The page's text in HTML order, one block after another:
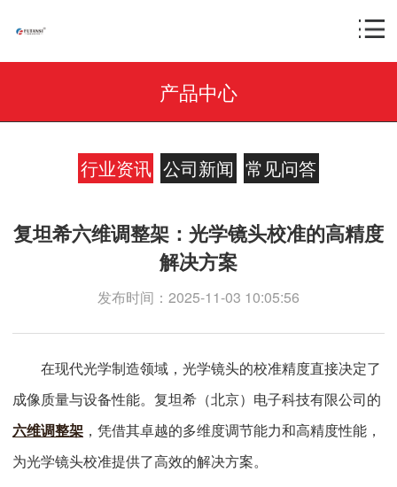
产品中心
行业资讯 公司新闻 常见问答
复坦希六维调整架：光学镜头校准的高精度
解决方案
发布时间：2025-11-03 10:05:56
在现代光学制造领域，光学镜头的校准精度直接决定了
成像质量与设备性能。复坦希（北京）电子科技有限公司的
六维调整架 ，凭借其卓越的多维度调节能力和高精度性能，
为光学镜头校准提供了高效的解决方案。